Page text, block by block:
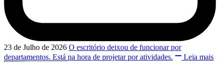
23 de Julho de 2026 O escritório deixou de funcionar por
departamentos. Está na hora de projetar por atividades.
Leia mais